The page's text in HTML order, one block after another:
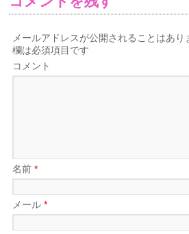
メールアドレスが公開されることはあり
欄は必須項目です
コメント
名前*
メール*